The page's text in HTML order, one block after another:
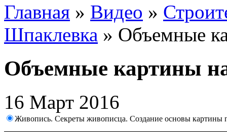
Главная » Видео »
Шпаклевка » Объемные
Объемные картины
16 Март 2016
Живопись. Секреты живописца. Создание основы картины